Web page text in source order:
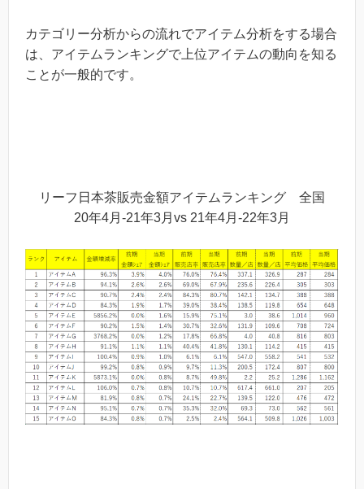
カテゴリー分析からの流れでアイテム分析をする場合
は、アイテムランキングで上位アイテムの動向を知る
ことが一般的です。
リーフ日本茶販売金額アイテムランキング 全国
20年4月-21年3月vs 21年4月-22年3月